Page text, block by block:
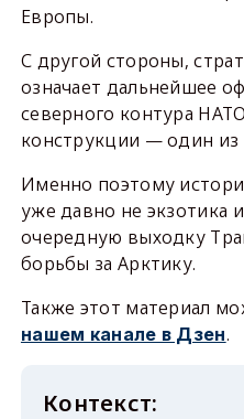
Европы.
С другой стороны,
означает дальнейшее
северного контура
конструкции — один из
Именно поэтому
уже давно не экзотика
очередную выходку
борьбы за Арктику.
Также этот материал
нашем канале в Дзен.